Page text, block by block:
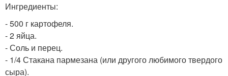
Ингредиенты:
- 500 г картофеля.
- 2 яйца.
- Соль и перец.
- 1/4 Стакана пармезана (или другого любимого твердого
сыра).